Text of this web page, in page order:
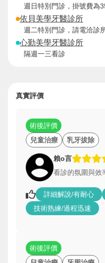
週日特別門診，掛號費為
依貝美學牙醫診所
週二特別門診，請電洽診
心勤美學牙醫診所
隔週一三看診
真實評價
兒童治療 乳牙拔除
術後評價
賴o言
看診的氛圍與效
詳細解說/有耐心
技術熟練/過程迅速
術後評價